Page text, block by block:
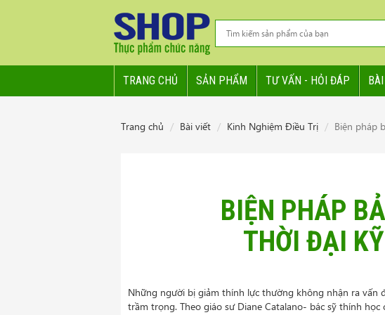
TRANG CHỦ SẢN PHẨM TƯ VẤN - HỎI ĐÁP
Trang chủ Bài viết Kinh Nghiệm Điều Trị Biện pháp
BIỆN PHÁP
THỜI ĐẠI
Những người bị giảm thính lực thường không nhận ra vấn
trầm trọng. Theo giáo sư Diane Catalano- bác sỹ thính